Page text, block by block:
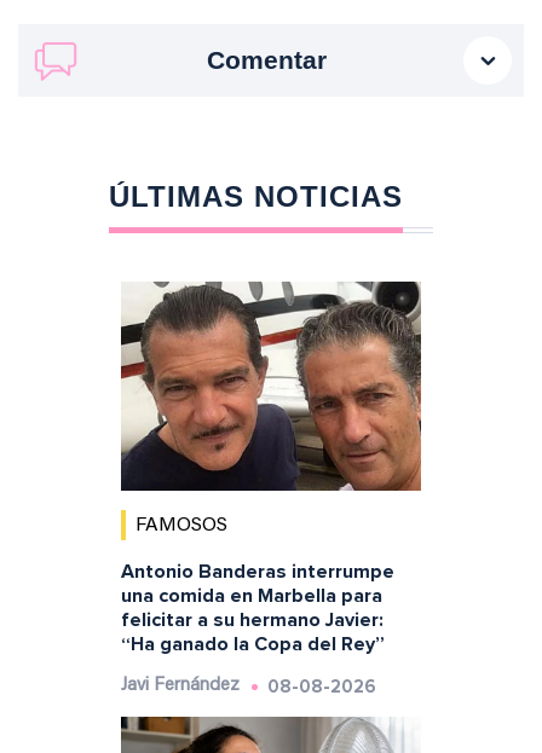
Comentar
ÚLTIMAS NOTICIAS
FAMOSOS
Antonio Banderas interrumpe
una comida en Marbella para
felicitar a su hermano Javier:
“Ha ganado la Copa del Rey”
Javi Fernández 08-08-2026